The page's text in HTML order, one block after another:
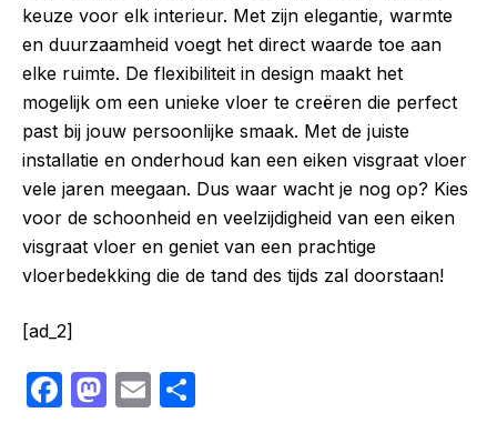
keuze voor elk interieur. Met zijn elegantie, warmte
en duurzaamheid voegt het direct waarde toe aan
elke ruimte. De flexibiliteit in design maakt het
mogelijk om een unieke vloer te creëren die perfect
past bij jouw persoonlijke smaak. Met de juiste
installatie en onderhoud kan een eiken visgraat vloer
vele jaren meegaan. Dus waar wacht je nog op? Kies
voor de schoonheid en veelzijdigheid van een eiken
visgraat vloer en geniet van een prachtige
vloerbedekking die de tand des tijds zal doorstaan!
[ad_2]
F
M E